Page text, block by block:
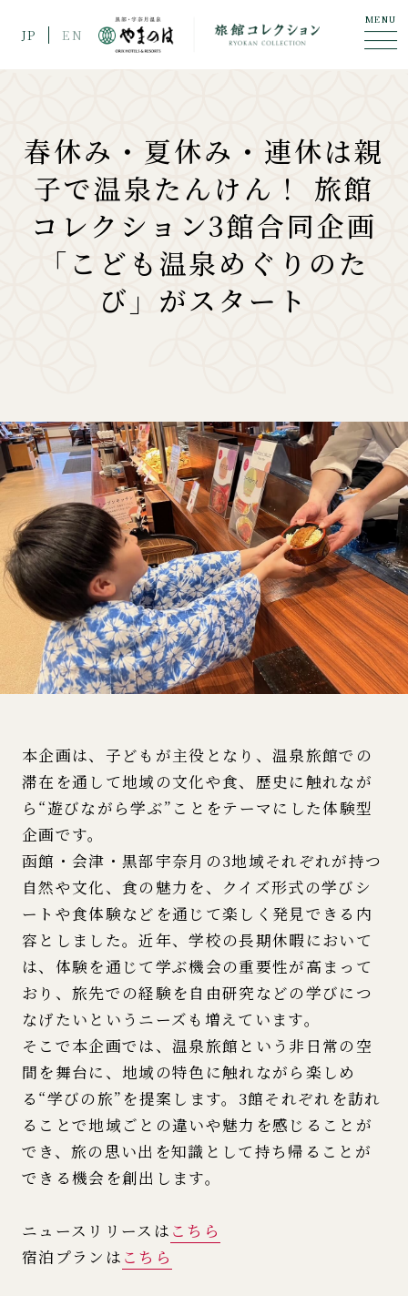
JP EN
MENU
春休み・夏休み・連休は親
子で温泉たんけん！ 旅館
コレクション3館合同企画
「こども温泉めぐりのた
び」がスタート
本企画は、子どもが主役となり、温泉旅館での
滞在を通して地域の文化や食、歴史に触れなが
ら“遊びながら学ぶ”ことをテーマにした体験型
企画です。
函館・会津・黒部宇奈月の3地域それぞれが持つ
自然や文化、食の魅力を、クイズ形式の学びシ
ートや食体験などを通じて楽しく発見できる内
容としました。近年、学校の長期休暇において
は、体験を通じて学ぶ機会の重要性が高まって
おり、旅先での経験を自由研究などの学びにつ
なげたいというニーズも増えています。
そこで本企画では、温泉旅館という非日常の空
間を舞台に、地域の特色に触れながら楽しめ
る“学びの旅”を提案します。3館それぞれを訪れ
ることで地域ごとの違いや魅力を感じることが
でき、旅の思い出を知識として持ち帰ることが
できる機会を創出します。
ニュースリリースは こちら
宿泊プランは こちら